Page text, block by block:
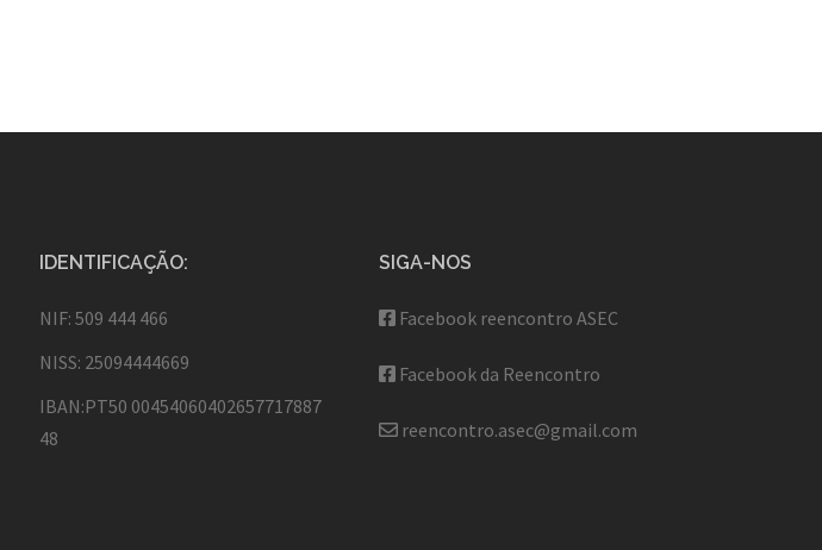
IDENTIFICAÇÃO:
NIF: 509 444 466
NISS: 25094444669
IBAN:PT50 00454060402657717887
48
SIGA-NOS
Facebook reencontro ASEC
Facebook da Reencontro
reencontro.asec@gmail.com